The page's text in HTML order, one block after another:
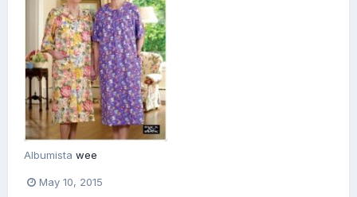
Albumista wee
May 10, 2015